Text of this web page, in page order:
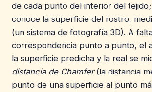
de cada punto del interior del
conoce la superficie del rostro,
(un sistema de fotografía 3D). A
correspondencia punto a punto, el
la superficie predicha y la real se
distancia de Chamfer(la distancia
punto de una superficie al punto